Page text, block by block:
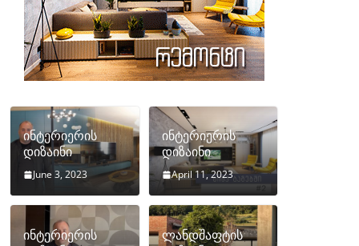
ინტერიერის
დიზაინი
June 3, 2023
ინტერიერის
დიზაინი
April 11, 2023
ინტერიერის
ლანდშაფტის